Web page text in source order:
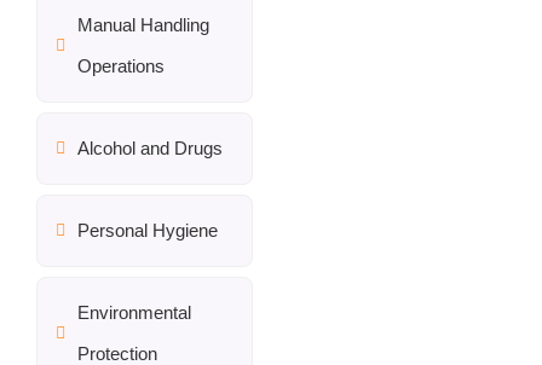
Manual Handling
Operations
Alcohol and Drugs
Personal Hygiene
Environmental
Protection